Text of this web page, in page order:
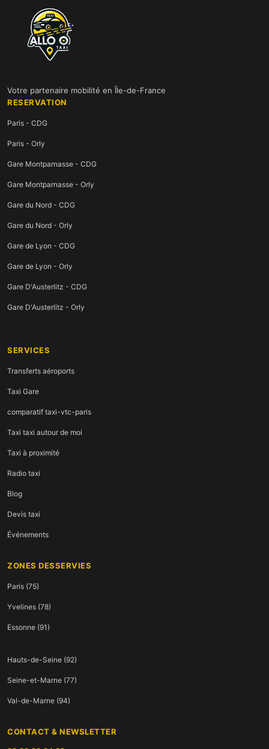
Votre partenaire mobilité en Île-de-France
RESERVATION
Paris - CDG
Paris - Orly
Gare Montparnasse - CDG
Gare Montparnasse - Orly
Gare du Nord - CDG
Gare du Nord - Orly
Gare de Lyon - CDG
Gare de Lyon - Orly
Gare D'Austerlitz - CDG
Gare D'Austerlitz - Orly
SERVICES
Transferts aéroports
Taxi Gare
comparatif taxi-vtc-paris
Taxi taxi autour de moi
Taxi à proximité
Radio taxi
Blog
Devis taxi
Événements
ZONES DESSERVIES
Paris (75)
Yvelines (78)
Essonne (91)
Hauts-de-Seine (92)
Seine-et-Marne (77)
Val-de-Marne (94)
CONTACT & NEWSLETTER